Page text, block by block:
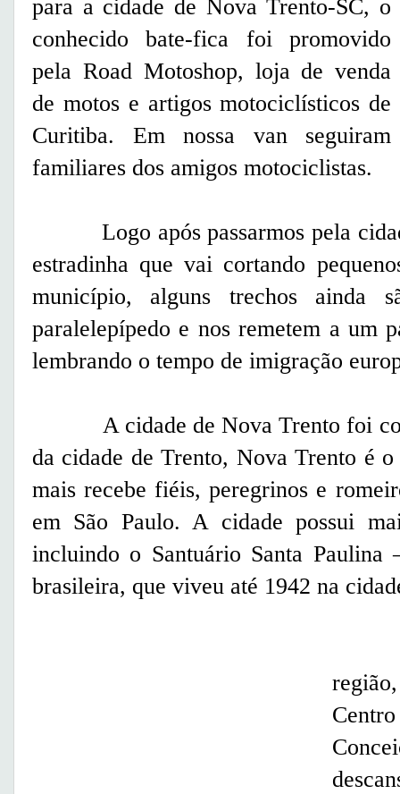
para a cidade de Nova Trento-SC, o
conhecido bate-fica foi promovido
pela Road Motoshop, loja de venda
de motos e artigos motociclísticos de
Curitiba. Em nossa van seguiram
familiares dos amigos motociclistas.
Logo após passarmos pela
estradinha que vai cortando
município, alguns trechos ainda
paralelepípedo e nos remetem a um
lembrando o tempo de imigração
A cidade de Nova Trento foi
da cidade de Trento, Nova Trento é
mais recebe fiéis, peregrinos e
em São Paulo. A cidade possui
incluindo o Santuário Santa Paulina
brasileira, que viveu até 1942 na